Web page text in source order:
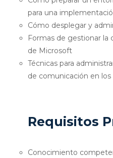
para una
Cómo desplegar y
Formas de gestionar la
de Microsoft
Técnicas para
de comunicación en
Requisitos
Conocimiento